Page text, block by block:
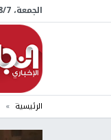
الجمعة، 7/‏8/‏2026 12:05:20 صباحاً
الرئيسية